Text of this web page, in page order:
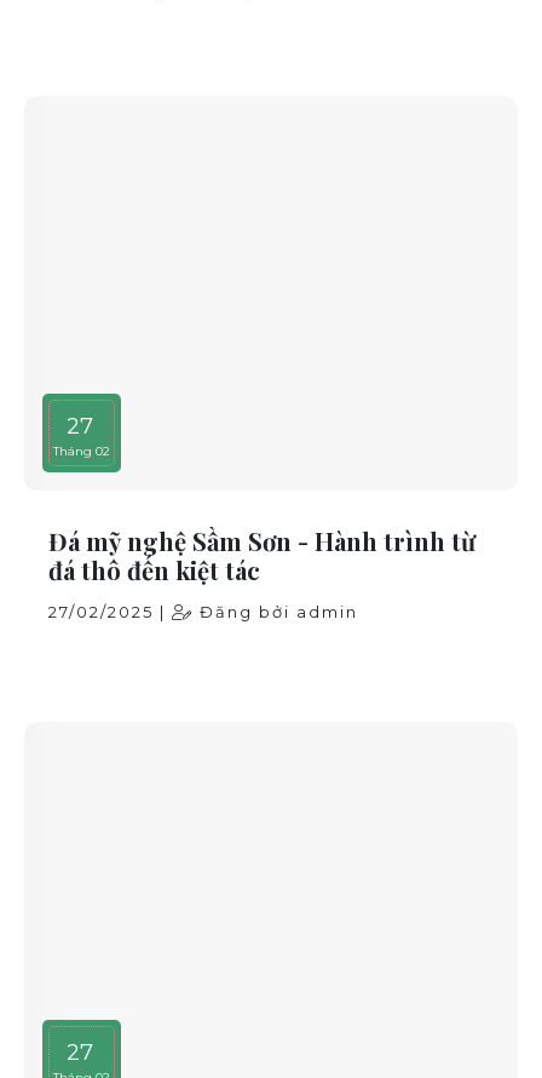
27
Tháng 02
Đá mỹ nghệ Sầm Sơn - Hành trình từ
đá thô đến kiệt tác
27/02/2025 | Đăng bởi admin
27